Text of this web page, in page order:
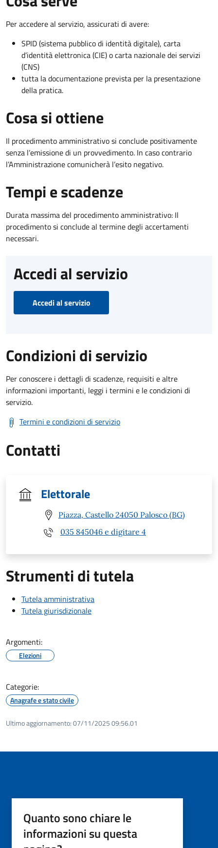
Per accedere al servizio, assicurati di avere:
SPID (sistema pubblico di identità digitale), carta
d’identità elettronica (CIE) o carta nazionale dei servizi
(CNS)
tutta la documentazione prevista per la presentazione
della pratica.
Cosa si ottiene
Il procedimento amministrativo si conclude positivamente
senza l’emissione di un provvedimento. In caso contrario
l’Amministrazione comunicherà l’esito negativo.
Tempi e scadenze
Durata massima del procedimento amministrativo: Il
procedimento si conclude al termine degli accertamenti
necessari.
Accedi al servizio
Accedi al servizio
Condizioni di servizio
Per conoscere i dettagli di scadenze, requisiti e altre
informazioni importanti, leggi i termini e le condizioni di
servizio.
Termini e condizioni di servizio
Contatti
Elettorale
Piazza, Castello 24050 Palosco (BG)
035 845046 e digitare 4
Strumenti di tutela
Tutela amministrativa
Tutela giurisdizionale
Argomenti:
Elezioni
Categorie:
Anagrafe e stato civile
Ultimo aggiornamento:07/11/2025 09:56.01
Quanto sono chiare le
informazioni su questa